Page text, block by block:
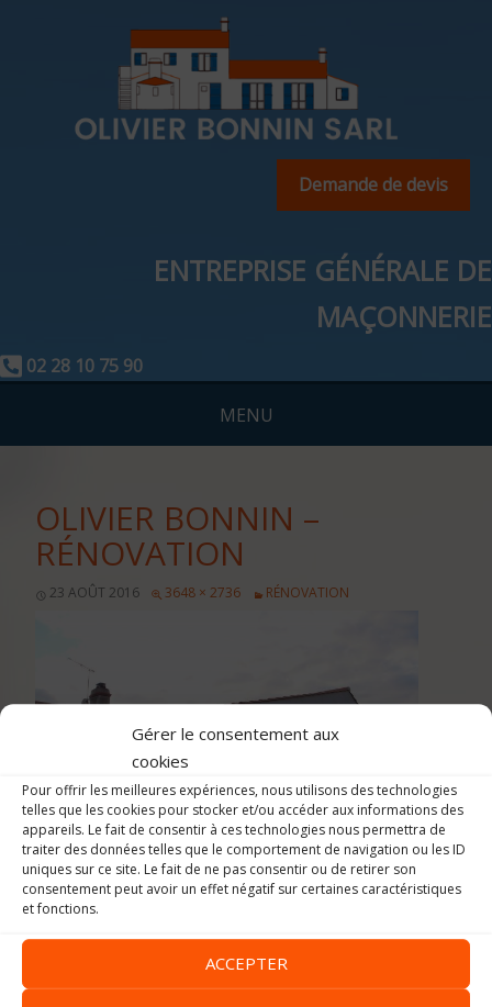
Gérer le consentement aux
cookies
Pour offrir les meilleures expériences, nous utilisons des technologies
telles que les cookies pour stocker et/ou accéder aux informations des
appareils. Le fait de consentir à ces technologies nous permettra de
traiter des données telles que le comportement de navigation ou les ID
uniques sur ce site. Le fait de ne pas consentir ou de retirer son
consentement peut avoir un effet négatif sur certaines caractéristiques
et fonctions.
ACCEPTER
Demande de devis
ENTREPRISE GÉNÉRALE DE
MAÇONNERIE
02 28 10 75 90
OLIVIER BONNIN –
RÉNOVATION
23 AOÛT 2016 3648 × 2736 RÉNOVATION
Image suivante